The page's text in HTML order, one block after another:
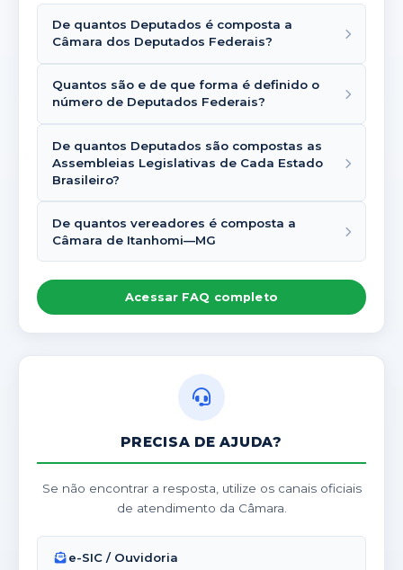
De quantos Deputados é composta a
Câmara dos Deputados Federais?
Quantos são e de que forma é definido o
número de Deputados Federais?
De quantos Deputados são compostas as
Assembleias Legislativas de Cada Estado
Brasileiro?
De quantos vereadores é composta a
Câmara de Itanhomi—MG
Acessar FAQ completo
PRECISA DE AJUDA?
Se não encontrar a resposta, utilize os canais oficiais
de atendimento da Câmara.
e-SIC / Ouvidoria